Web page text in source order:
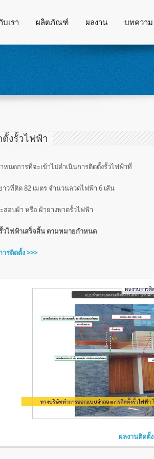
บเรา ผลิตภัณฑ์ ผลงาน บทความ
งรั้วไฟฟ้า
นดการที่จะเข้าไปดำเนินการติดตั้งรั้วไฟฟ้าที่
ที่ติด 82 เมตร จำนวนลวดไฟฟ้า 6 เส้น
อบผ้า หรือ ผ้ายางพาดรั้วไฟฟ้า
วไฟฟ้าเสร็จสิ้น ตามหมายกำหนด
รติดตั้ง >>>
ผลงานติดตั้ง